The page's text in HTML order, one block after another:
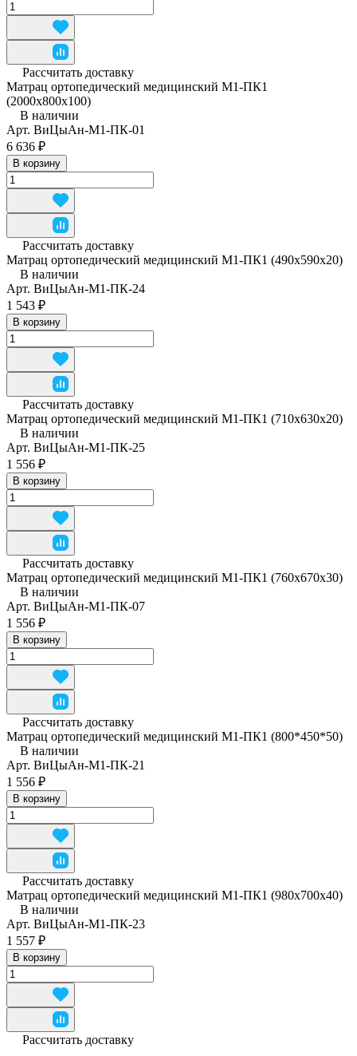
Рассчитать доставку
Матрац ортопедический медицинский М1-ПК1
(2000х800х100)
В наличии
Арт. ВиЦыАн-М1-ПК-01
6 636 ₽
В корзину
Рассчитать доставку
Матрац ортопедический медицинский М1-ПК1 (490x590x20)
В наличии
Арт. ВиЦыАн-М1-ПК-24
1 543 ₽
В корзину
Рассчитать доставку
Матрац ортопедический медицинский М1-ПК1 (710x630x20)
В наличии
Арт. ВиЦыАн-М1-ПК-25
1 556 ₽
В корзину
Рассчитать доставку
Матрац ортопедический медицинский М1-ПК1 (760x670x30)
В наличии
Арт. ВиЦыАн-М1-ПК-07
1 556 ₽
В корзину
Рассчитать доставку
Матрац ортопедический медицинский М1-ПК1 (800*450*50)
В наличии
Арт. ВиЦыАн-М1-ПК-21
1 556 ₽
В корзину
Рассчитать доставку
Матрац ортопедический медицинский М1-ПК1 (980x700x40)
В наличии
Арт. ВиЦыАн-М1-ПК-23
1 557 ₽
В корзину
Рассчитать доставку